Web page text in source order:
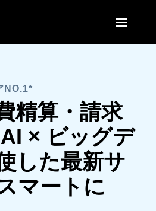
United States (English)
Canada (English)
Canada (Français)
México (Español)
Brasil (Português)
EUROPE
United Kingdom (English)
France (Français)
Deutschland (Deutsch)
Italia (Italiano)
ASIA PACIFIC
Australia (English)
India (English)
NO.1*
精算・請求
× ビッグデ
した最新サ
マートに